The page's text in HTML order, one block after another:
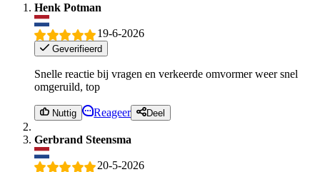
Henk Potman
19-6-2026
Geverifieerd
Snelle reactie bij vragen en verkeerde omvormer weer snel
omgeruild, top
Nuttig Reageer Deel
Gerbrand Steensma
20-5-2026